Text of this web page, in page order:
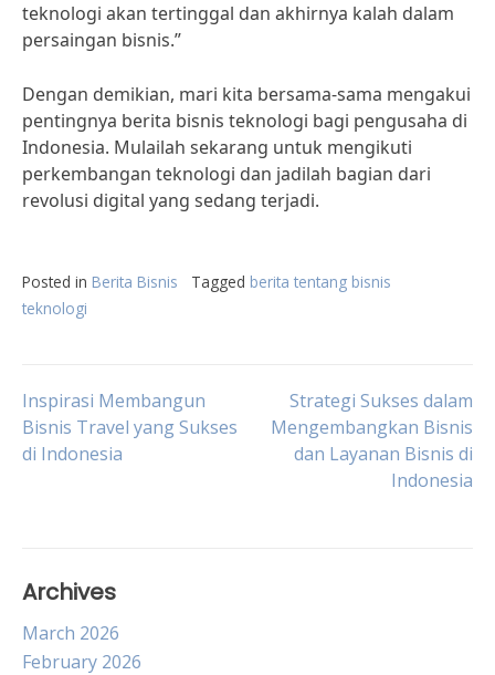
teknologi akan tertinggal dan akhirnya kalah dalam
persaingan bisnis.”
Dengan demikian, mari kita bersama-sama mengakui
pentingnya berita bisnis teknologi bagi pengusaha di
Indonesia. Mulailah sekarang untuk mengikuti
perkembangan teknologi dan jadilah bagian dari
revolusi digital yang sedang terjadi.
Posted in Berita Bisnis Tagged berita tentang bisnis
teknologi
Post
navigation
Inspirasi Membangun
Bisnis Travel yang Sukses
di Indonesia
Strategi Sukses dalam
Mengembangkan Bisnis
dan Layanan Bisnis di
Indonesia
Archives
March 2026
February 2026